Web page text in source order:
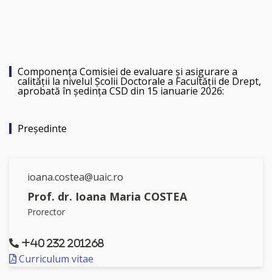
Componenţa Comisiei de evaluare şi asigurare a
calităţii la nivelul Şcolii Doctorale a Facultăţii de Drept,
aprobată în şedinţa CSD din 15 ianuarie 2026:
Preşedinte
Prorector
Prof. dr. Ioana Maria COSTEA
ioana.costea@uaic.ro
+40 232 201268
Curriculum vitae